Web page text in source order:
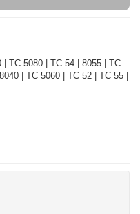
| TC 5080 | TC 54 | 8055 | TC
| TC 5060 | TC 52 | TC 55 |